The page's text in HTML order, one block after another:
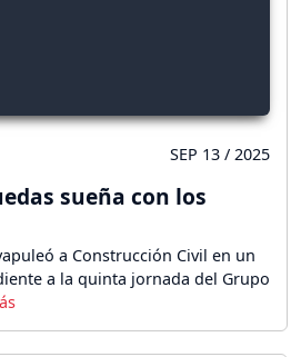
SEP 13 / 2025
sueña con los
a Construcción Civil en un
a la quinta jornada del Grupo